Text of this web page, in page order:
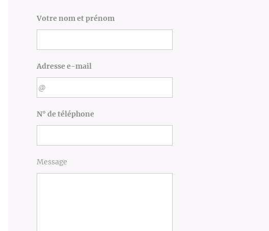
Votre nom et prénom
Adresse e-mail
N° de téléphone
Message